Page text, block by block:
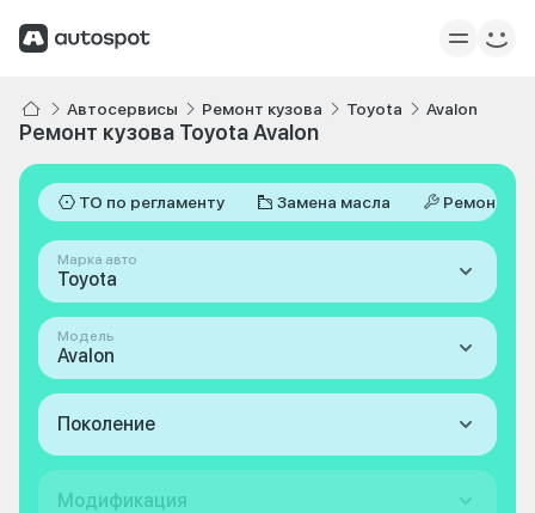
Автосервисы Ремонт кузова Toyota Avalon
Ремонт кузова Toyota Avalon
ТО по регламенту Замена масла Ремонт
Марка авто
Toyota
Модель
Avalon
Поколение
Модификация